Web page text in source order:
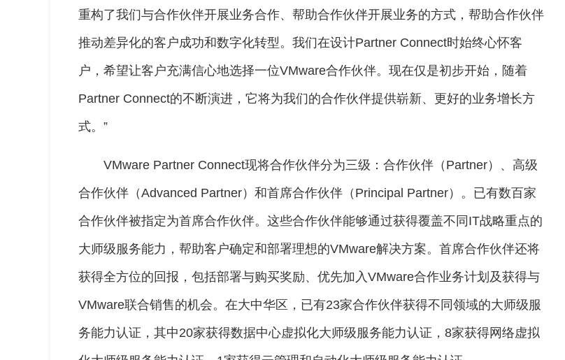
重构了我们与合作伙伴开展业务合作、帮助合作伙伴开展业务的方式，帮助合作伙伴
推动差异化的客户成功和数字化转型。我们在设计Partner Connect时始终心怀客
户，希望让客户充满信心地选择一位VMware合作伙伴。现在仅是初步开始，随着
Partner Connect的不断演进，它将为我们的合作伙伴提供崭新、更好的业务增长方
式。”
VMware Partner Connect现将合作伙伴分为三级：合作伙伴（Partner）、高级
合作伙伴（Advanced Partner）和首席合作伙伴（Principal Partner）。已有数百家
合作伙伴被指定为首席合作伙伴。这些合作伙伴能够通过获得覆盖不同IT战略重点的
大师级服务能力，帮助客户确定和部署理想的VMware解决方案。首席合作伙伴还将
获得全方位的回报，包括部署与购买奖励、优先加入VMware合作业务计划及获得与
VMware联合销售的机会。在大中华区，已有23家合作伙伴获得不同领域的大师级服
务能力认证，其中20家获得数据中心虚拟化大师级服务能力认证，8家获得网络虚拟